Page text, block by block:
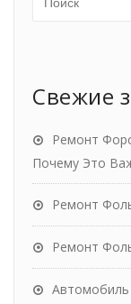
Свежие
Ремонт
Почему Это
Ремонт
Ремонт
Автомобиль